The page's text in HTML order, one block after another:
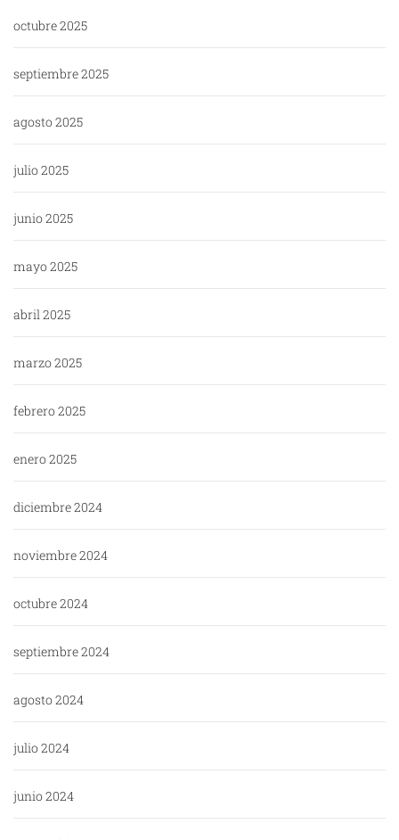
octubre 2025
septiembre 2025
agosto 2025
julio 2025
junio 2025
mayo 2025
abril 2025
marzo 2025
febrero 2025
enero 2025
diciembre 2024
noviembre 2024
octubre 2024
septiembre 2024
agosto 2024
julio 2024
junio 2024